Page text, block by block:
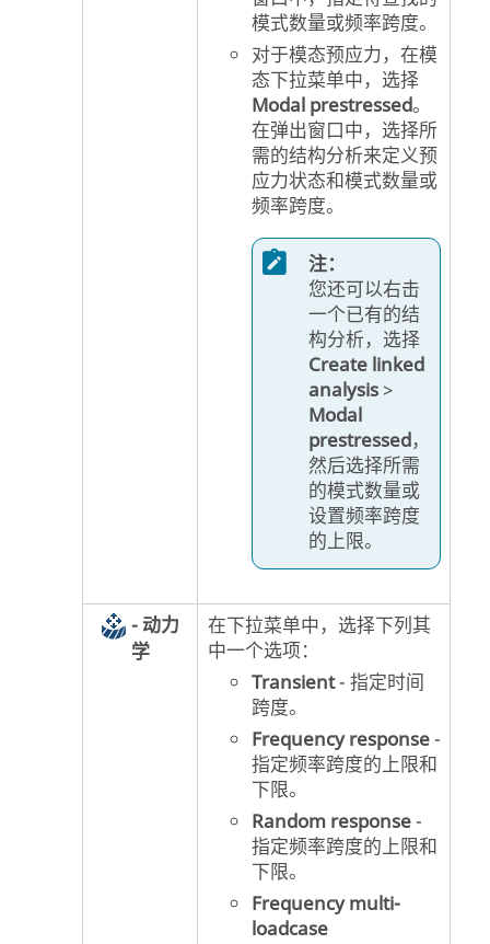
模式数量或频率跨度。
对于模态预应力，在模
态下拉菜单中，选择
Modal prestressed。
在弹出窗口中，选择所
需的结构分析来定义预
应力状态和模式数量或
频率跨度。
注：
您还可以右击
一个已有的结
构分析，选择
Create linked
analysis>
Modal
prestressed，
然后选择所需
的模式数量或
设置频率跨度
的上限。
- 动力
学
在下拉菜单中，选择下列其
中一个选项：
Transient- 指定时间
跨度。
Frequency response-
指定频率跨度的上限和
下限。
Random response-
指定频率跨度的上限和
下限。
Frequency multi-
loadcase